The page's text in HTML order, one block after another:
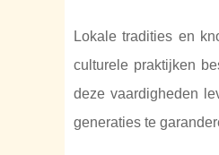
Lokale tradities en
culturele praktijken
deze vaardigheden
generaties te